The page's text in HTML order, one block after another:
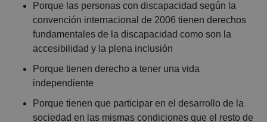
Porque las personas con discapacidad según la
convención internacional de 2006 tienen derechos
fundamentales de la discapacidad como son la
accesibilidad y la plena inclusión
Porque tienen derecho a tener una vida
independiente
Porque tienen que participar en el desarrollo de la
sociedad en las mismas condiciones que el resto de